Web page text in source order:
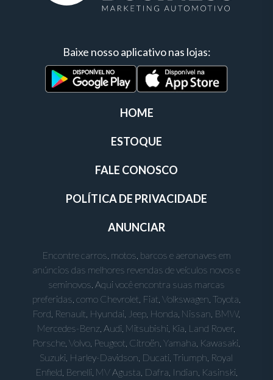
Baixe nosso aplicativo nas lojas:
HOME
ESTOQUE
FALE CONOSCO
POLÍTICA DE PRIVACIDADE
ANUNCIAR
Encontre carros, motos, barcos e aeronaves em
anúncios das melhores revendas de veículos novos e
seminovos. Aqui você encontra suas marcas
preferidas, como Chevrolet, Fiat, Volkswagen, Toyota,
Ford, Renault, Hyundai, Jeep, Honda, Nissan, BMW,
Mercedes-Benz, Audi, Mitsubishi, Kia, Land Rover,
Porsche, Volvo, Peugeot, Citroën, Yamaha, Kawasaki,
Suzuki, Harley-Davidson, Ducati, Triumph, Royal
Enfield, Benelli, MV Agusta, Dafra, Indian, Kasinski,